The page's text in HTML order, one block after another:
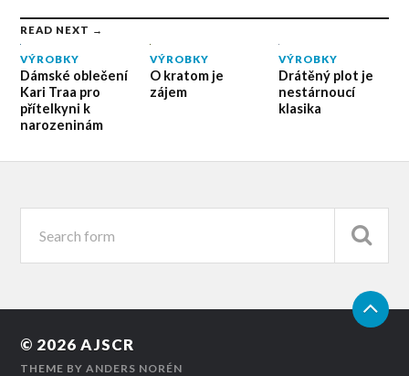
READ NEXT →
VÝROBKY
Dámské oblečení
Kari Traa pro
přítelkyni k
narozeninám
VÝROBKY
O kratom je
zájem
VÝROBKY
Drátěný plot je
nestárnoucí
klasika
© 2026AJSCR
THEME BYANDERS NORÉN